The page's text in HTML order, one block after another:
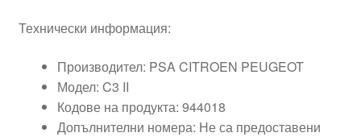
Технически информация:
Производител: PSA CITROEN PEUGEOT
Модел: C3 II
Кодове на продукта: 944018
Допълнителни номера: Не са предоставени